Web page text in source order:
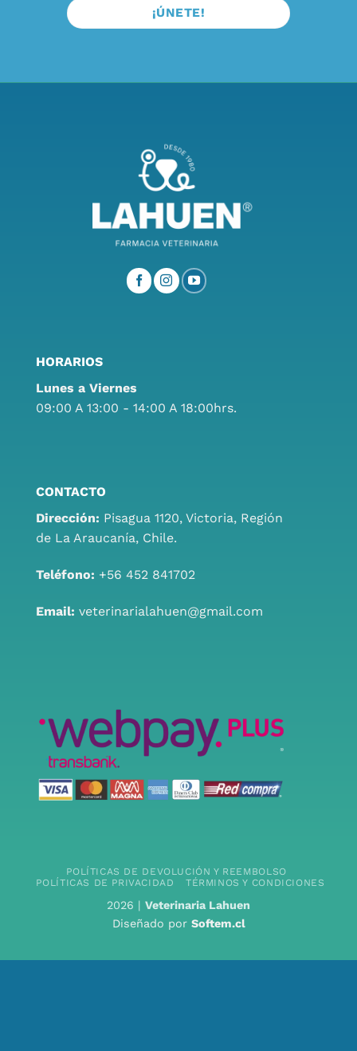
HORARIOS
Lunes a Viernes
09:00 A 13:00 - 14:00 A 18:00hrs.
CONTACTO
Dirección: Pisagua 1120, Victoria, Región
de La Araucanía, Chile.
Teléfono: +56 452 841702
Email: veterinarialahuen@gmail.com
POLÍTICAS DE DEVOLUCIÓN Y REEMBOLSO
POLÍTICAS DE PRIVACIDAD
TÉRMINOS Y CONDICIONES
2026 | Veterinaria Lahuen
Diseñado por Softem.cl